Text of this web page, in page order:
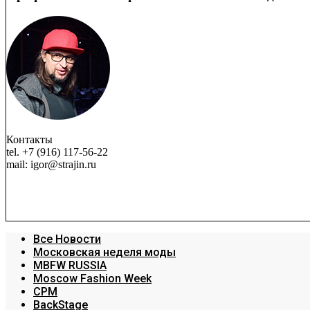
Контакты
tel. +7 (916) 117-56-22
mail: igor@strajin.ru
Все Новости
Московская неделя моды
MBFW RUSSIA
Moscow Fashion Week
CPM
BackStage